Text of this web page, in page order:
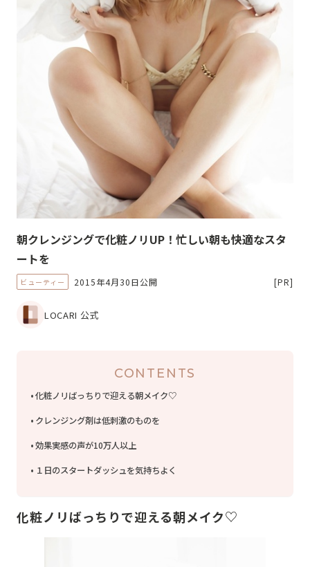
朝クレンジングで化粧ノリUP！忙しい朝も快適なスタ
ートを
ビューティー 2015年4月30日公開 [PR]
LOCARI 公式
CONTENTS
化粧ノリばっちりで迎える朝メイク♡
クレンジング剤は低刺激のものを
効果実感の声が10万人以上
１日のスタートダッシュを気持ちよく
化粧ノリばっちりで迎える朝メイク♡